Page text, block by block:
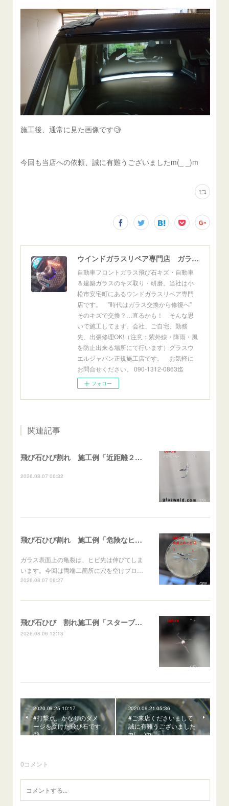
施工後、通常に見た画像です🧐
今回も当店への依頼、誠に有難うございましたm(_ _)m
ウインドガラスリペア専門店 ガラスリペア・ヨシダ グラスウェルドジャパン 正規施工店 小松市
自動車フロントガラス飛び石キズ・自動車
＆建築ガラスのキズ取り・研磨。当社は小
松市安宅町にあるウンドガラスリペア専門
店です。 ”時代はガラス交換から修復へ”
そのキズで交換？…直るかも！ そんな思
いで施工してます。会社、ご自宅、勤務
先、出張修理OK!（注意：紫外線・降雨・風
を防止出来る場所にて行います）グラスウ
エルジャパン正規施工店です。 お気軽に
お問合せください。 090-1312-0863迄
フォロー
関連記事
飛び石ひび割れ 施工例「近距離２箇所・パーシャル系+ストレート系」CX-8
2026.08.07 06:32
飛び石ひび割れ 施工例「危険なヒビ🚨⚠️表面上亀裂」ジムニー
ガラス表面上の亀裂は、ヒビ先は伸びてしま
います。今回は両端二箇所に穴を空けブロ…
2026.08.07 06:27
飛び石ひび 割れ施工例「スターブレイク系」 フリード
2026.08.06 12:13
2020.09.25 10:17
#打撃点、かなりのダメ
ージを受けた飛び石です
🧐
2020.09.21 05:36
#ご来店くださいまして
誠に有難うございました
m(_ _)m
0コメント